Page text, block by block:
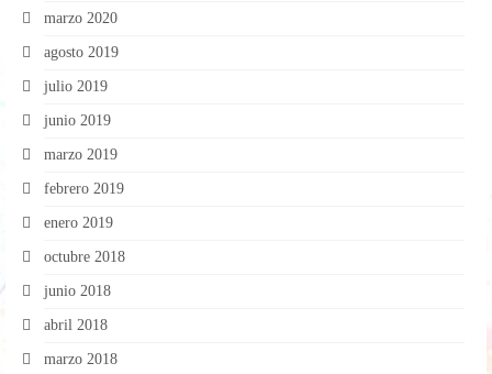
marzo 2020
agosto 2019
julio 2019
junio 2019
marzo 2019
febrero 2019
enero 2019
octubre 2018
junio 2018
abril 2018
marzo 2018